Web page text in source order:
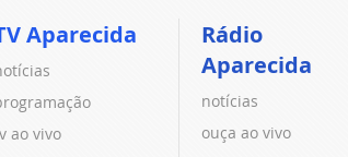
Aparecida
ao vivo
Rádio
Aparecida
notícias
ouça ao vivo